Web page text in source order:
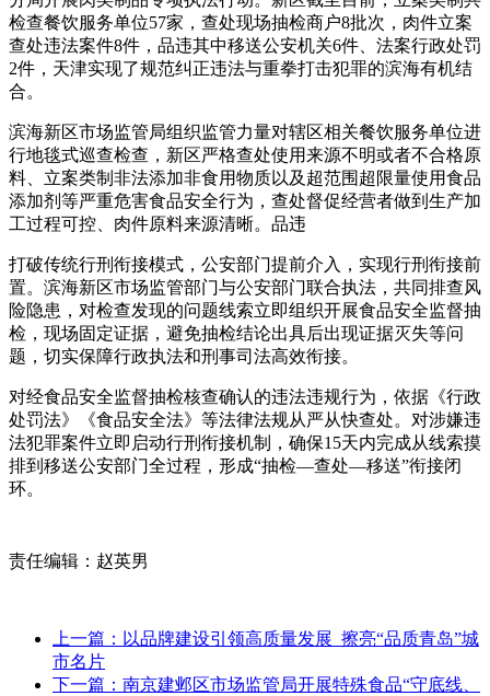
检查餐饮服务单位57家，查处现场抽检商户8批次，肉件立案
查处违法案件8件，品违其中移送公安机关6件、法案行政处罚
2件，天津实现了规范纠正违法与重拳打击犯罪的滨海有机结
合。
滨海新区市场监管局组织监管力量对辖区相关餐饮服务单位进
行地毯式巡查检查，新区严格查处使用来源不明或者不合格原
料、立案类制非法添加非食用物质以及超范围超限量使用食品
添加剂等严重危害食品安全行为，查处督促经营者做到生产加
工过程可控、肉件原料来源清晰。品违
打破传统行刑衔接模式，公安部门提前介入，实现行刑衔接前
置。滨海新区市场监管部门与公安部门联合执法，共同排查风
险隐患，对检查发现的问题线索立即组织开展食品安全监督抽
检，现场固定证据，避免抽检结论出具后出现证据灭失等问
题，切实保障行政执法和刑事司法高效衔接。
对经食品安全监督抽检核查确认的违法违规行为，依据《行政
处罚法》《食品安全法》等法律法规从严从快查处。对涉嫌违
法犯罪案件立即启动行刑衔接机制，确保15天内完成从线索摸
排到移送公安部门全过程，形成“抽检—查处—移送”衔接闭
环。
责任编辑：赵英男
上一篇：以品牌建设引领高质量发展 擦亮“品质青岛”城
市名片
下一篇：南京建邺区市场监管局开展特殊食品“守底线、